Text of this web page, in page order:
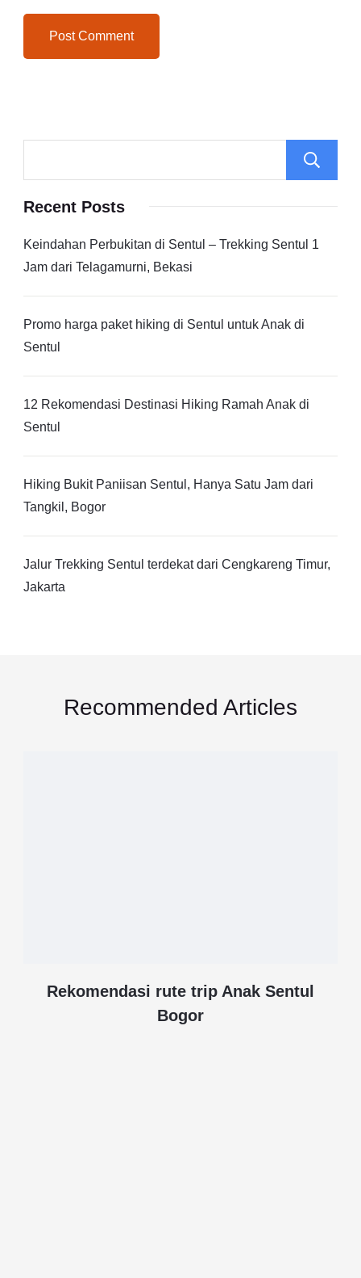
Recent Posts
Keindahan Perbukitan di Sentul – Trekking Sentul 1
Jam dari Telagamurni, Bekasi
Promo harga paket hiking di Sentul untuk Anak di
Sentul
12 Rekomendasi Destinasi Hiking Ramah Anak di
Sentul
Hiking Bukit Paniisan Sentul, Hanya Satu Jam dari
Tangkil, Bogor
Jalur Trekking Sentul terdekat dari Cengkareng Timur,
Jakarta
Recommended Articles
Rekomendasi rute trip Anak Sentul
Bogor